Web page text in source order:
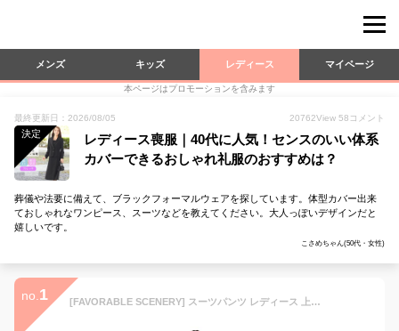
メンズ キッズ レディース マイページ
本ページはプロモーションを含みます
最終更新日：2026/08/05 20762View 58 コメント
決定
レディース喪服｜40代に人気！センスのいい体系
カバーできるおしゃれ礼服のおすすめは？
葬儀や法要に備えて、ブラックフォーマルウェアを探しています。体型カバー出来
ておしゃれなワンピース、スーツなどを教えてください。大人っぽいデザインだと
嬉しいです。
こさめちゃん(50代・女性)
no. 1 [FAVORABLE SCENERY] スーツパンツ レディース 上下3点セット セットアップ 体型カバー ワイドパンツ 通勤 ビジネス フォーマル スーツ (ブラック, l)